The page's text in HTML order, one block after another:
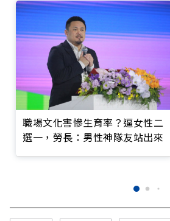
職場文化害慘生育率？逼女性二
選一，勞長：男性神隊友站出來